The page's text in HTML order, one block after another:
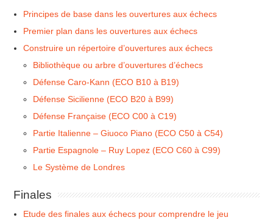
Principes de base dans les ouvertures aux échecs
Premier plan dans les ouvertures aux échecs
Construire un répertoire d’ouvertures aux échecs
Bibliothèque ou arbre d’ouvertures d’échecs
Défense Caro-Kann (ECO B10 à B19)
Défense Sicilienne (ECO B20 à B99)
Défense Française (ECO C00 à C19)
Partie Italienne – Giuoco Piano (ECO C50 à C54)
Partie Espagnole – Ruy Lopez (ECO C60 à C99)
Le Système de Londres
Finales
Etude des finales aux échecs pour comprendre le jeu